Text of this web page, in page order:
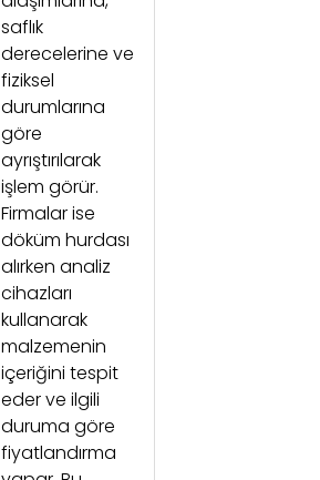
saflık
derecelerine ve
fiziksel
durumlarına
göre
ayrıştırılarak
işlem görür.
Firmalar ise
döküm hurdası
alırken analiz
cihazları
kullanarak
malzemenin
içeriğini tespit
eder ve ilgili
duruma göre
fiyatlandırma